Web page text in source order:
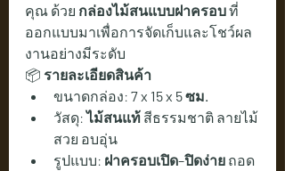
คุณ ด้วย กล่องไม้สนแบบฝาครอบ ที่
ออกแบบมาเพื่อการจัดเก็บและโชว์ผล
งานอย่างมีระดับ
📦 รายละเอียดสินค้า
ขนาดกล่อง: 7 x 15 x 5 ซม.
วัสดุ: ไม้สนแท้ สีธรรมชาติ ลายไม้
สวย อบอุ่น
รูปแบบ: ฝาครอบเปิด–ปิดง่าย ถอด